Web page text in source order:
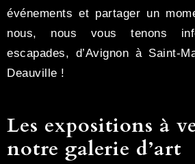
événements et partager un
nous, nous vous tenons
escapades, d’Avignon à Saint-
Deauville !
Les expositions à
notre galerie d’art